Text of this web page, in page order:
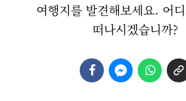
여행지를 발견해보세요. 어
떠나시겠습니까?